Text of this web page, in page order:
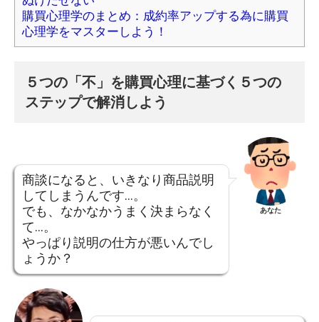
購買心理学のまとめ：成約率アップする為に購買
心理学をマスターしよう！
５つの「不」を購買心理に基づく５つの
ステップで解消しよう
商談になると、いきなり商品説明
してしまうんです…。
でも、なかなかうまく決まらなく
て…。
やっぱり説明の仕方が悪いんでし
ょうか？
あなた